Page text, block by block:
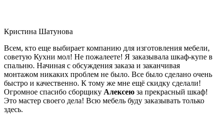
Кристина Шатунова
Всем, кто еще выбирает компанию для изготовления мебели,
советую Кухни мол! Не пожалеете! Я заказывала шкаф-купе в
спальню. Начиная с обсуждения заказа и заканчивая
монтажом никаких проблем не было. Все было сделано очень
быстро и качественно. К тому же мне ещё скидку сделали!
Огромное спасибо сборщику Алексею за прекрасный шкаф!
Это мастер своего дела! Всю мебель буду заказывать только
здесь.